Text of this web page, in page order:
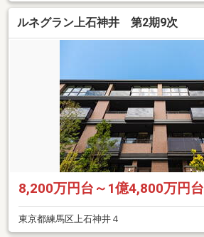
ルネグラン上石神井 第2期9次
8,200万円台～1億4,800万円台
東京都練馬区上石神井４